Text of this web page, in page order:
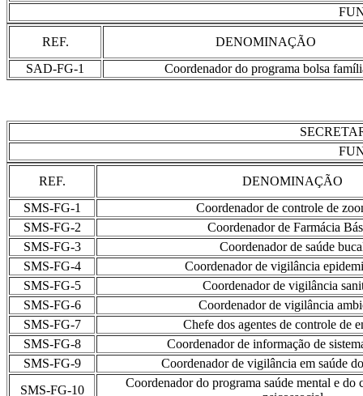
REF.
DENOMINAÇÃO
SAD-FG-1
Coordenador do programa bolsa
REF.
DENOMINAÇÃO
SMS-FG-1
Coordenador de controle de
SMS-FG-2
Coordenador de Farmácia
SMS-FG-3
Coordenador de saúde
SMS-FG-4
Coordenador de vigilância
SMS-FG-5
Coordenador de vigilância
SMS-FG-6
Coordenador de vigilância
SMS-FG-7
Chefe dos agentes de controle de
SMS-FG-8
Coordenador de informação de
SMS-FG-9
Coordenador de vigilância em saúde
SMS-FG-10
Coordenador do programa saúde mental e do